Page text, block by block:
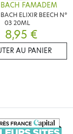
BACH FAMADEM
ELIXIR BEECH N°
03 20ML
8,95 €
AU PANIER